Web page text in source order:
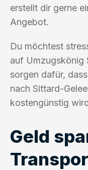
erstellt dir gerne
Angebot.
Du möchtest
auf Umzugskönig
sorgen dafür,
nach Sittard-
kostengünstig
Geld